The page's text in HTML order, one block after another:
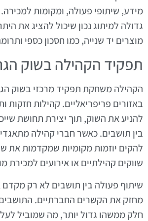
מידע, שיתופי פעולה, ומקומות
גדולה למיתוג נכון שיכול להציג את
מוצרים יד שנייה, כמו חסכון כספי
תפקיד הקהילה בשוק
הקהילה משחקת תפקיד מרכזי בשוק
באזורים פריפריאליים. קהילות חזקות
להניע את השוק, תוך יצירת תחושת
בין תושבים. כאשר חברי קהילה
להקים יוזמות מקומיות שמקדמות את
שווקים קהילתיים או אירועים למכירת
שיתוף פעולה בין תושבים לא רק
מחזק את הקשרים החברתיים.
חלק ממשהו גדול יותר, מה שמוביל